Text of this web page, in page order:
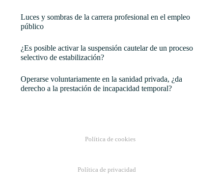
Luces y sombras de la carrera profesional en el empleo
público
¿Es posible activar la suspensión cautelar de un proceso
selectivo de estabilización?
Operarse voluntariamente en la sanidad privada, ¿da
derecho a la prestación de incapacidad temporal?
Política de cookies
Política de privacidad